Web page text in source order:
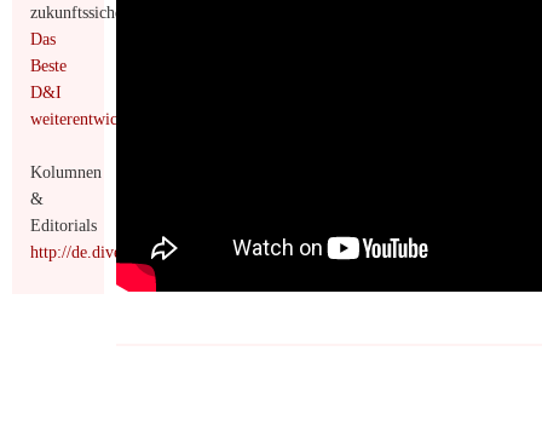
zukunftssicher:
Das
Beste
D&I
weiterentwickelt
Kolumnen
&
Editorials
http://de.diversitymine.eu/category/editorial/